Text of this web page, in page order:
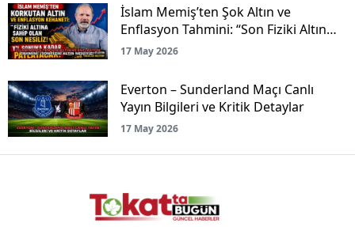
İslam Memiş’ten Şok Altın ve
Enflasyon Tahmini: “Son Fiziki Altın
Nesliyiz!”
17 May 2026
Everton – Sunderland Maçı Canlı
Yayın Bilgileri ve Kritik Detaylar
17 May 2026